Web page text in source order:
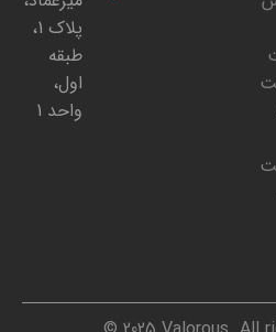
پلاک 1،
طبقه
اول،
واحد 1